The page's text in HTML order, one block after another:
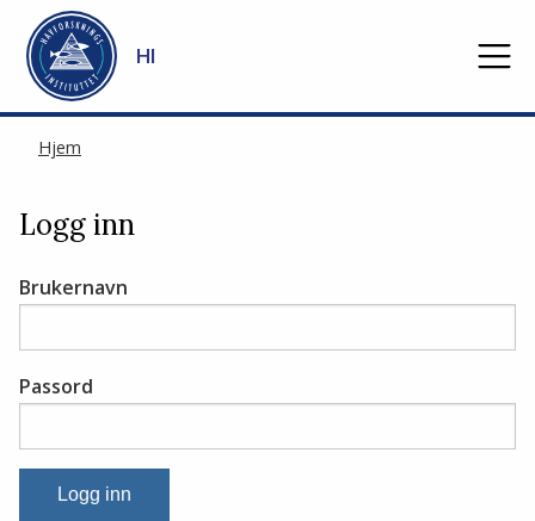
Gå til hovedinnhold
HI
Hjem
Logg inn
Brukernavn
Passord
Logg inn